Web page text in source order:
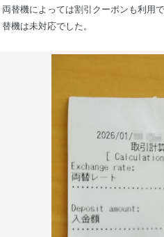
両替機によっては割引クーポンも利用
替機は未対応でした。